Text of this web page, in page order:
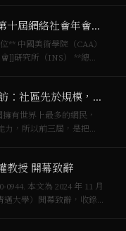
第八屆國際跨媒體藝術節暨第十屆網絡社會年會｜青年學者論壇徵稿啟事
究所（INS） **總召
加密飛行 Vol.7b | 黃孫權專訪：社區先於規模，合作社與DAO
有世界上最多的網民，
，所以前三屆，是把那
教授 開幕致辭
年 11 月
邁大學）開幕致辭，收錄